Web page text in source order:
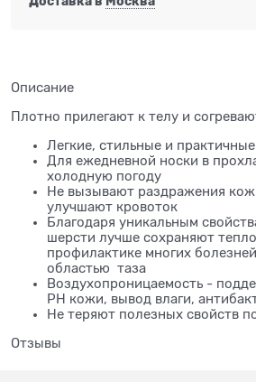
Описание
Плотно прилегают к телу и
Легкие, стильные и практичные
Для ежедневной носки в
холодную погоду
Не вызывают раздражения
улучшают кровоток
Благодаря уникальным
шерсти лучше сохраняют
профилактике многих
областью таза
Воздухопроницаемость -
PH кожи, вывод влаги,
Не теряют полезных свойств
Отзывы